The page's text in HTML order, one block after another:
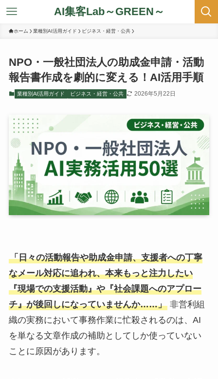
AI集客Lab～GREEN～
ホーム 業種別AI活用ガイド ビジネス・経営・公共
NPO・一般社団法人の助成金申請・活動
報告書作成を劇的に変える！AI活用手順
業種別AI活用ガイド ビジネス・経営・公共 2026年5月22日
「日々の活動報告や助成金申請、支援者への丁寧
なメール対応に追われ、本来もっと注力したい
『現場での支援活動』や『社会課題へのアプロー
チ』が後回しになっていませんか……」非営利組
織の実務において事務作業に忙殺されるのは、AI
を単なる文章作成の補助としてしか使っていない
ことに原因があります。